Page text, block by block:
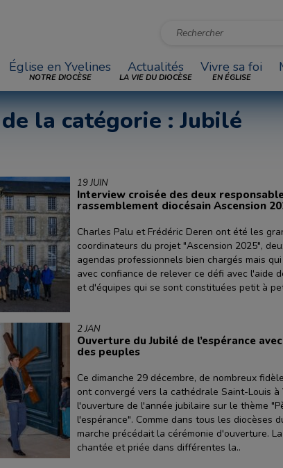
Église en Yvelines
NOTRE DIOCÈSE
Actualités
LA VIE DU DIOCÈSE
Vivre sa foi
EN ÉGLISE
la catégorie : Jubilé
19 JUIN
Interview croisée des deux
rassemblement diocésain Ascension
Charles Palu et Frédéric Deren ont été les
coordinateurs du projet "Ascension 2025",
agendas professionnels bien chargés mais
avec confiance de relever ce défi avec l'aide
et d'équipes qui se sont constituées petit à
2 JAN
Ouverture du Jubilé de l’espérance
des peuples
Ce dimanche 29 décembre, de nombreux
ont convergé vers la cathédrale Saint-Louis à
l'ouverture de l'année jubilaire sur le thème
l'espérance". Comme dans tous les diocèses
marche précédait la cérémonie d'ouverture.
chantée et priée dans différentes la..